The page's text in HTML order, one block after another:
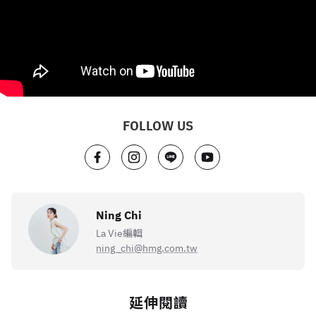
FOLLOW US
Ning Chi
La Vie編輯
ning_chi@hmg.com.tw
延伸閱讀